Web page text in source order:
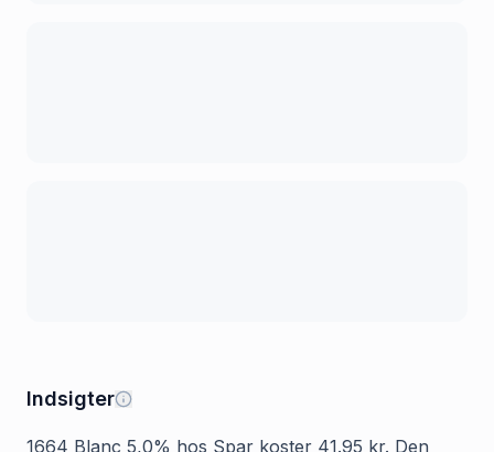
Indsigter
1664 Blanc 5,0% hos Spar koster 41.95 kr. Den